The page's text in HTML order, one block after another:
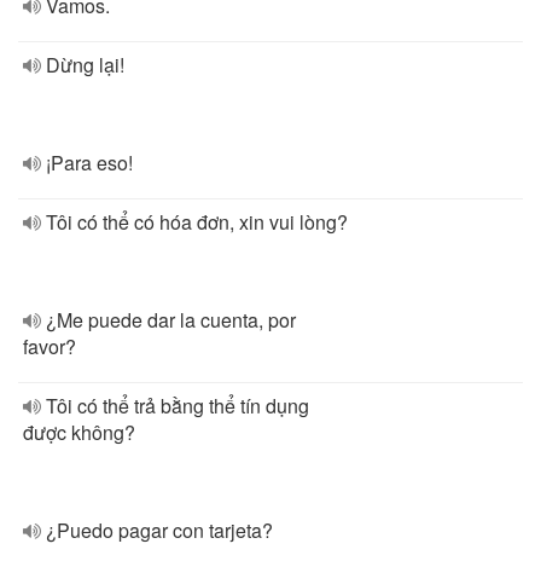
Dừng lại!
¡Para eso!
Tôi có thể có hóa đơn, xin vui lòng?
¿Me puede dar la cuenta, por
favor?
Tôi có thể trả bằng thể tín dụng
được không?
¿Puedo pagar con tarjeta?